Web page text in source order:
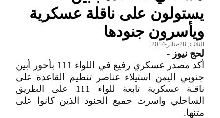
يستولون على ناقلة عسكرية
ويأسرون جنودها
الثلاثاء, 28-يناير-2014
لحج نيوز -
أكد مصدر عسكري رفيع في اللواء 111 بأحور أبين
جنوبي اليمن استيلاء عناصر تنظيم القاعدة على
ناقلة عسكرية تابعة للواء 111 على الطريق
الساحلي واسرت جميع الجنود الذين كانوا على
متنها.